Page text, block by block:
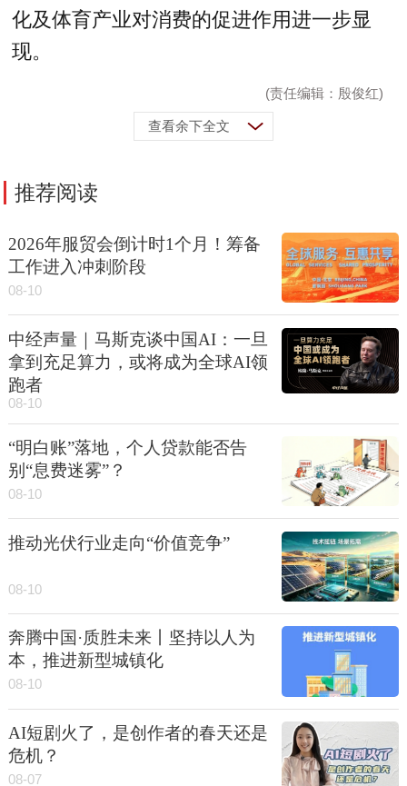
化及体育产业对消费的促进作用进一步显
现。
(责任编辑：殷俊红)
查看余下全文
推荐阅读
2026年服贸会倒计时1个月！筹备
工作进入冲刺阶段
08-10
中经声量｜马斯克谈中国AI：一旦
拿到充足算力，或将成为全球AI领
跑者
08-10
“明白账”落地，个人贷款能否告
别“息费迷雾”？
08-10
推动光伏行业走向“价值竞争”
08-10
奔腾中国·质胜未来丨坚持以人为
本，推进新型城镇化
08-10
AI短剧火了，是创作者的春天还是
危机？
08-07